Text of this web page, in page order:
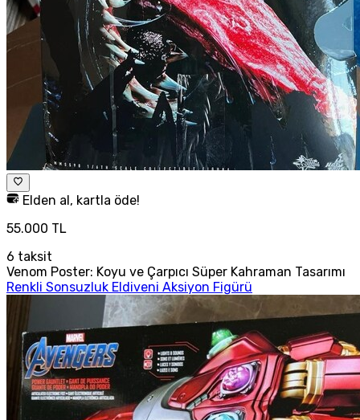
Elden al, kartla öde!
55.000 TL
6 taksit
Venom Poster: Koyu ve Çarpıcı Süper Kahraman Tasarımı
Renkli Sonsuzluk Eldiveni Aksiyon Figürü